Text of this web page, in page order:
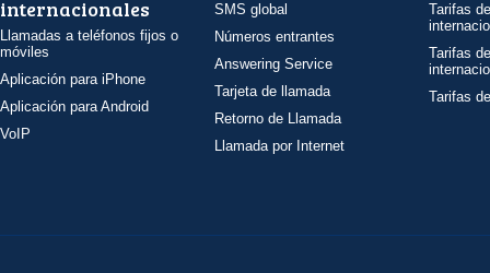
internacionales
Llamadas a teléfonos fijos o
móviles
Aplicación para iPhone
Aplicación para Android
VoIP
SMS global
Números entrantes
Answering Service
Tarjeta de llamada
Retorno de Llamada
Llamada por Internet
Tarifas
Tarifas
Tarifas